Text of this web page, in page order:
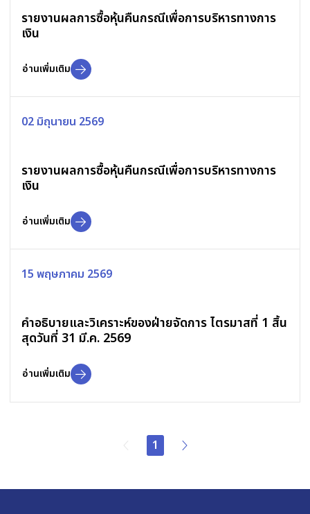
รายงานผลการซื้อหุ้นคืนกรณีเพื่อการบริหารทางการ
เงิน
อ่านเพิ่มเติม
02 มิถุนายน 2569
รายงานผลการซื้อหุ้นคืนกรณีเพื่อการบริหารทางการ
เงิน
อ่านเพิ่มเติม
15 พฤษภาคม 2569
คำอธิบายและวิเคราะห์ของฝ่ายจัดการ ไตรมาสที่ 1 สิ้น
สุดวันที่ 31 มี.ค. 2569
อ่านเพิ่มเติม
1